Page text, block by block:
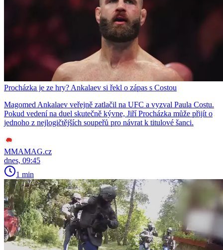
Procházka je ze hry? Ankalaev si řekl o zápas s Costou
Magomed Ankalaev veřejně zatlačil na UFC a vyzval Paula Costu.
Pokud vedení na duel skutečně kývne, Jiří Procházka může přijít o
jednoho z nejlogičtějších soupeřů pro návrat k titulové šanci.
MMAMAG.cz
dnes, 09:45
1 min